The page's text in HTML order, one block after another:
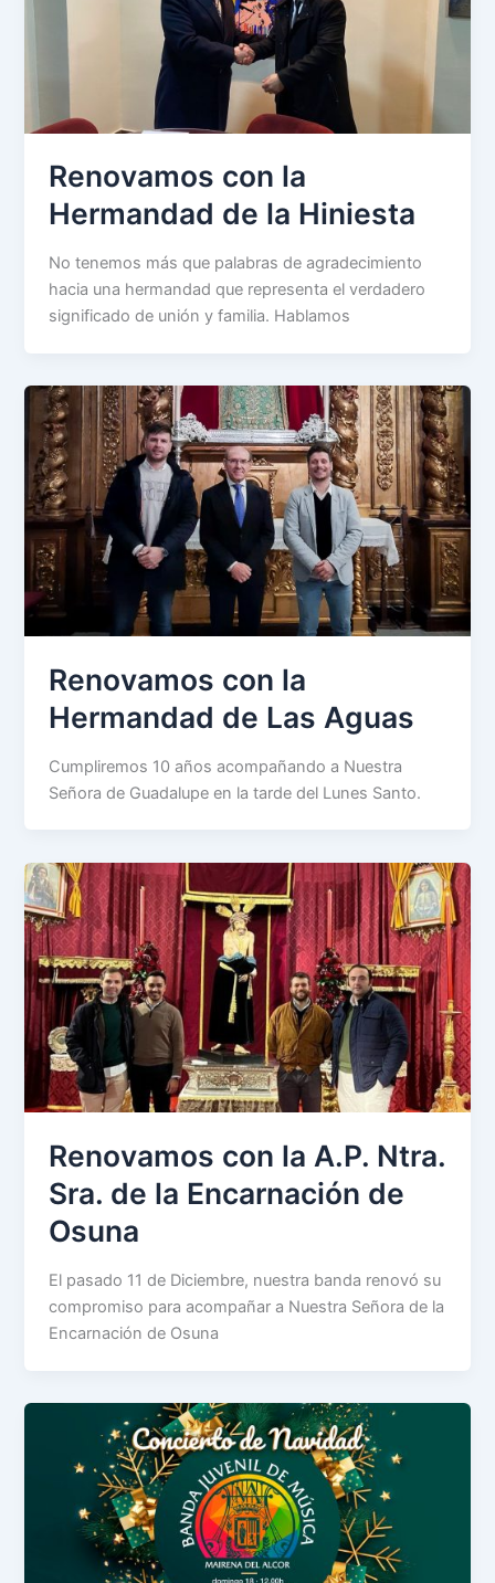
Renovamos con la
Hermandad de la Hiniesta
No tenemos más que palabras de agradecimiento
hacia una hermandad que representa el verdadero
significado de unión y familia. Hablamos
Renovamos con la
Hermandad de Las Aguas
Cumpliremos 10 años acompañando a Nuestra
Señora de Guadalupe en la tarde del Lunes Santo.
Renovamos con la A.P. Ntra.
Sra. de la Encarnación de
Osuna
El pasado 11 de Diciembre, nuestra banda renovó su
compromiso para acompañar a Nuestra Señora de la
Encarnación de Osuna